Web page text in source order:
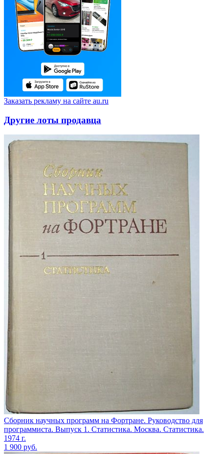
Заказать рекламу на сайте au.ru
Другие лоты продавца
Сборник научных программ на Фортране. Руководство для
программиста. Выпуск 1. Статистика. Москва. Статистика.
1974 г.
1 900 руб.